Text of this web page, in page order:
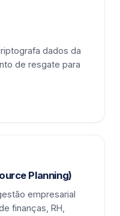
dados da
de resgate para
Planning)
empresarial
finanças, RH,